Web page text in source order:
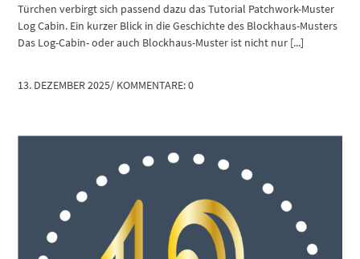
Türchen verbirgt sich passend dazu das Tutorial Patchwork-Muster
Log Cabin. Ein kurzer Blick in die Geschichte des Blockhaus-Musters
Das Log-Cabin- oder auch Blockhaus-Muster ist nicht nur [...]
13. DEZEMBER 2025/ KOMMENTARE: 0